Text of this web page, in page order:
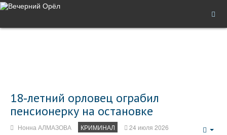
18‑летний орловец ограбил
пенсионерку на остановке
Нонна АЛМАЗОВА КРИМИНАЛ 24 июля 2026